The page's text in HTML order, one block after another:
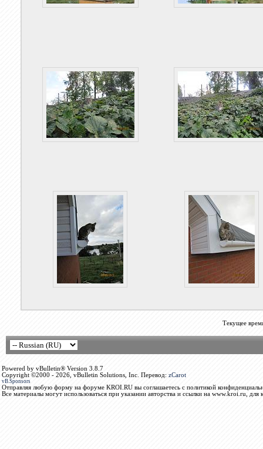
Текущее
Powered by vBulletin® Version 3.8.7
Copyright ©2000 - 2026, vBulletin Solutions, Inc. Перевод: zCarot
vB.Sponsors
Отправляя любую форму на форуме KROI.RU вы соглашаетесь с политикой
Все материалы могут использоваться при указании авторства и ссылки на www.kroi.ru, для